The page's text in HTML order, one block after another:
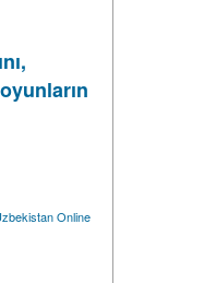
Online